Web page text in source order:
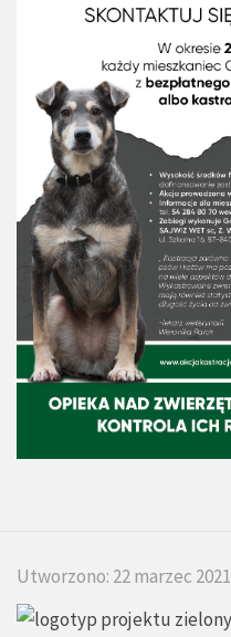
Utworzono: 22 marzec 2021